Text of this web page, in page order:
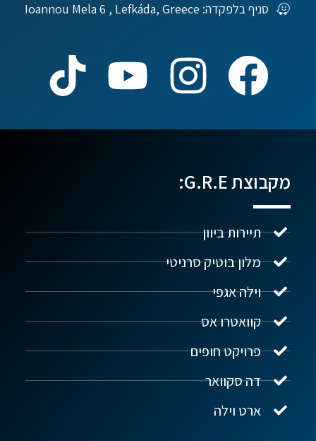
סניף בלפקדה: Ioannou Mela 6 , Lefkáda, Greece
מקבוצת G.R.E:
תיירות ביוון
מלון בוטיק סרניטי
וילה אגפי
קוואטרו אס
פרויקט חופים
דה סקוואר
ארט וילה
נדל"ן ביוון G.R.E
שלום! איך אפשר לעזור?